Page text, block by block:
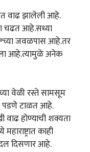
वाढ झालेली आहे.
चढत आहे.सध्या
जवळपास आहे.तर
आहे.त्यामुळे अनेक
वेळी रस्ते सामसूम
पडणे टाळत आहे.
होण्याची शक्यता
काही
दिसणार आहे.